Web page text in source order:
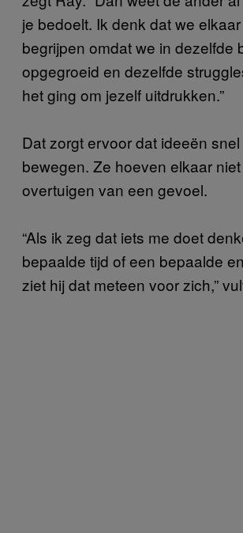
je bedoelt. Ik denk dat we
begrijpen omdat we in dezelfde
opgegroeid en dezelfde
het ging om jezelf uitdrukken.”
Dat zorgt ervoor dat ideeën
bewegen. Ze hoeven elkaar
overtuigen van een gevoel.
“Als ik zeg dat iets me doet
bepaalde tijd of een bepaalde
ziet hij dat meteen voor zich,”